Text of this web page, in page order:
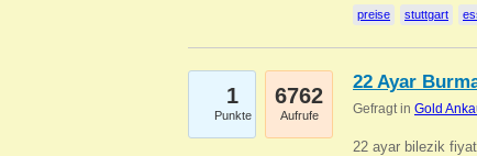
preise stuttgart
1
Punkte
6762
Aufrufe
22 Ayar
Gefragt in Gold
22 ayar bilezik